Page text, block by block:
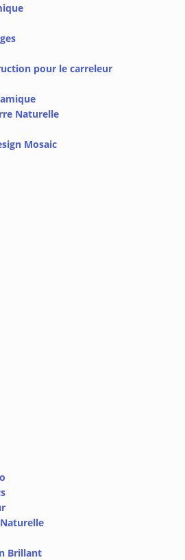
pour le carreleur
Naturelle
Mosaic
Brillant